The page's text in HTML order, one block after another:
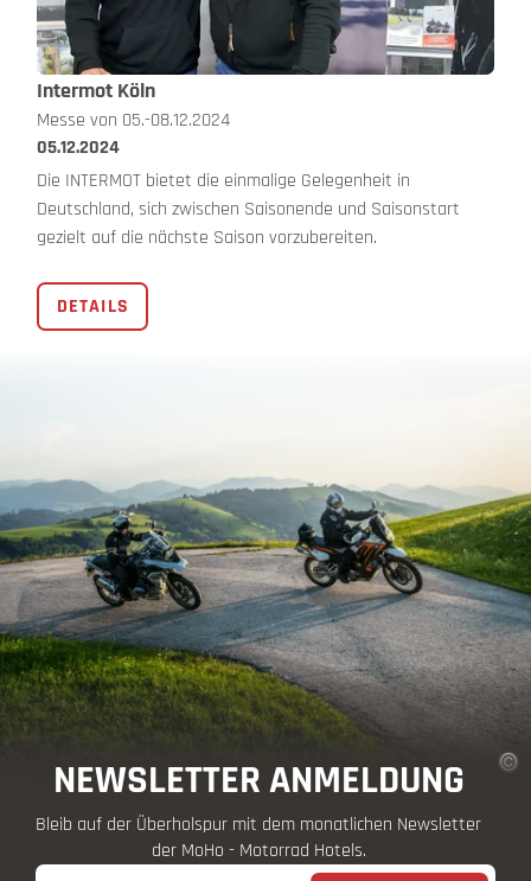
Intermot Köln
Messe von 05.-08.12.2024
05.12.2024
Die INTERMOT bietet die einmalige Gelegenheit in
Deutschland, sich zwischen Saisonende und Saisonstart
gezielt auf die nächste Saison vorzubereiten.
DETAILS
NEWSLETTER ANMELDUNG
Bleib auf der Überholspur mit dem monatlichen Newsletter
der MoHo - Motorrad Hotels.